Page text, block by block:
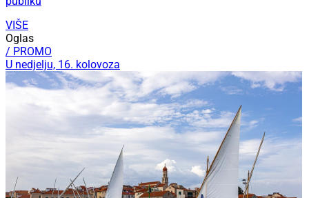
VIŠE
Oglas
/ PROMO
U nedjelju, 16. kolovoza